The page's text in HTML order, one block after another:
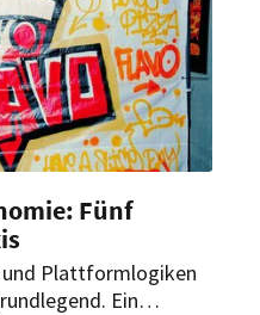
Fünf
und Plattformlogiken
Ein